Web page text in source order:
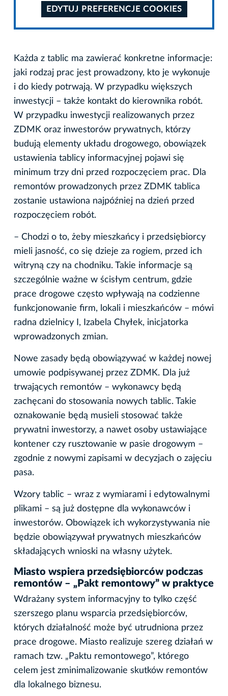
EDYTUJ PREFERENCJE COOKIES
Każda z tablic ma zawierać konkretne informacje:
jaki rodzaj prac jest prowadzony, kto je wykonuje
i do kiedy potrwają. W przypadku większych
inwestycji – także kontakt do kierownika robót.
W przypadku inwestycji realizowanych przez
ZDMK oraz inwestorów prywatnych, którzy
budują elementy układu drogowego, obowiązek
ustawienia tablicy informacyjnej pojawi się
minimum trzy dni przed rozpoczęciem prac. Dla
remontów prowadzonych przez ZDMK tablica
zostanie ustawiona najpóźniej na dzień przed
rozpoczęciem robót.
– Chodzi o to, żeby mieszkańcy i przedsiębiorcy
mieli jasność, co się dzieje za rogiem, przed ich
witryną czy na chodniku. Takie informacje są
szczególnie ważne w ścisłym centrum, gdzie
prace drogowe często wpływają na codzienne
funkcjonowanie firm, lokali i mieszkańców – mówi
radna dzielnicy I, Izabela Chyłek, inicjatorka
wprowadzonych zmian.
Nowe zasady będą obowiązywać w każdej nowej
umowie podpisywanej przez ZDMK. Dla już
trwających remontów – wykonawcy będą
zachęcani do stosowania nowych tablic. Takie
oznakowanie będą musieli stosować także
prywatni inwestorzy, a nawet osoby ustawiające
kontener czy rusztowanie w pasie drogowym –
zgodnie z nowymi zapisami w decyzjach o zajęciu
pasa.
Wzory tablic – wraz z wymiarami i edytowalnymi
plikami – są już dostępne dla wykonawców i
inwestorów. Obowiązek ich wykorzystywania nie
będzie obowiązywał prywatnych mieszkańców
składających wnioski na własny użytek.
Miasto wspiera przedsiębiorców podczas
remontów – „Pakt remontowy” w praktyce
Wdrażany system informacyjny to tylko część
szerszego planu wsparcia przedsiębiorców,
których działalność może być utrudniona przez
prace drogowe. Miasto realizuje szereg działań w
ramach tzw. „Paktu remontowego”, którego
celem jest zminimalizowanie skutków remontów
dla lokalnego biznesu.